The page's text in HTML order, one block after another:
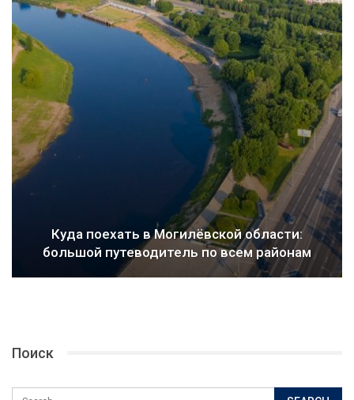
Куда поехать в Могилёвской области:
большой путеводитель по всем районам
Поиск